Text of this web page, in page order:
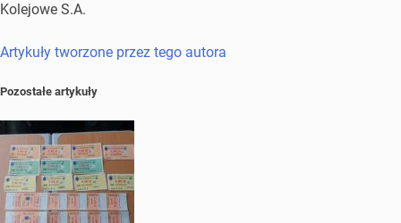
Kolejowe S.A.
Artykuły tworzone przez tego autora
Pozostałe artykuły